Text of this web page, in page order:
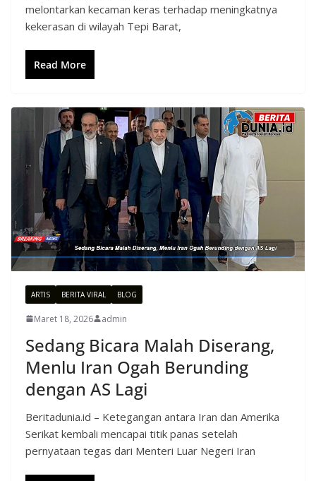
melontarkan kecaman keras terhadap meningkatnya
kekerasan di wilayah Tepi Barat,
Read More
ARTIS BERITA VIRAL BLOG
Maret 18, 2026 admin
Sedang Bicara Malah Diserang,
Menlu Iran Ogah Berunding
dengan AS Lagi
Beritadunia.id – Ketegangan antara Iran dan Amerika
Serikat kembali mencapai titik panas setelah
pernyataan tegas dari Menteri Luar Negeri Iran